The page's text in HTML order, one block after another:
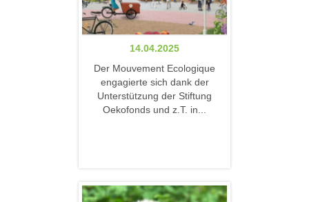
14.04.2025
Der Mouvement Ecologique
engagierte sich dank der
Unterstützung der Stiftung
Oekofonds und z.T. in...